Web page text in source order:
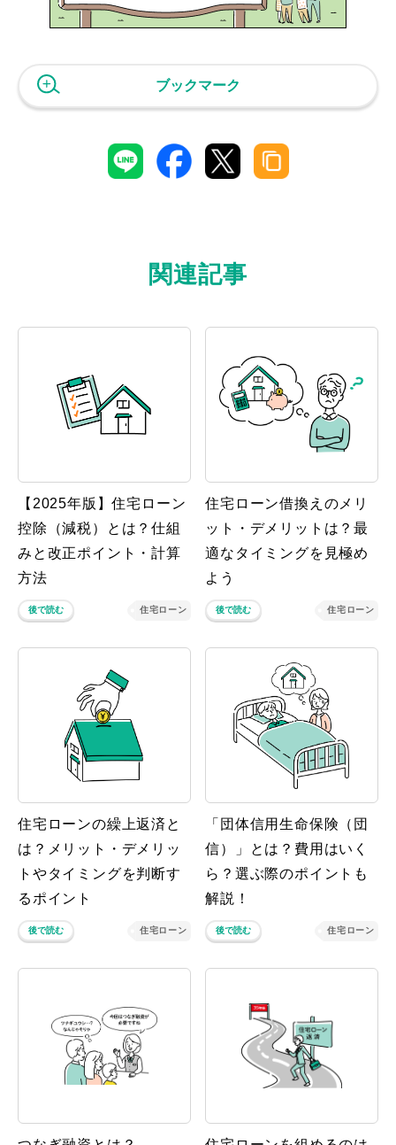
ブックマーク
関連記事
【2025年版】住宅ローン
控除（減税）とは？仕組
みと改正ポイント・計算
方法
後で読む 住宅ローン
住宅ローン借換えのメリ
ット・デメリットは？最
適なタイミングを見極め
よう
後で読む 住宅ローン
住宅ローンの繰上返済と
は？メリット・デメリッ
トやタイミングを判断す
るポイント
後で読む 住宅ローン
「団体信用生命保険（団
信）」とは？費用はいく
ら？選ぶ際のポイントも
解説！
後で読む 住宅ローン